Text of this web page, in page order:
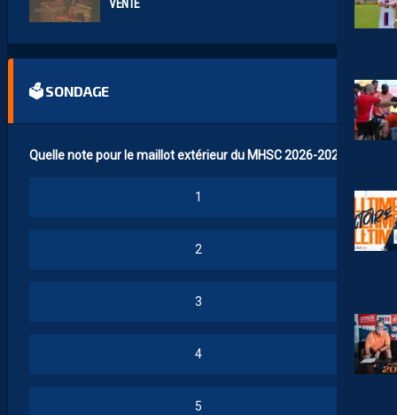
VENTE
🗳 SONDAGE
Quelle note pour le maillot extérieur du MHSC 2026-2027 ?
1
2
3
4
5